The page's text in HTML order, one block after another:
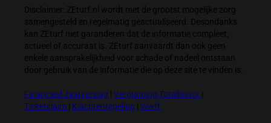
Disclaimer: ZEturf.nl wordt met de grootst mogelijke zorg
samengesteld en regelmatig geactualiseerd. Desondanks
kan ZEturf niet garanderen dat de informatie compleet,
actueel of accuraat is. ZEturf aanvaardt dan ook geen
enkele aansprakelijkheid voor schade of nadeel ontstaan
door gebruik van de informatie die op deze site te vinden is.
Financieel Jaarverslag Vergunning Totalisator
Ticketclaim
Klachtenregeling Wwft